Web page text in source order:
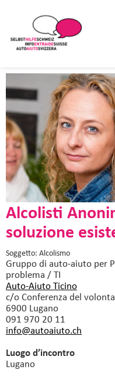
Alcolisti
soluzione
Soggetto: Alcolismo
Gruppo di auto-aiuto per
problema / TI
Auto-Aiuto Ticino
c/o Conferenza del
6900 Lugano
091 970 20 11
info@autoaiuto.ch
Luogo d’incontro
Lugano